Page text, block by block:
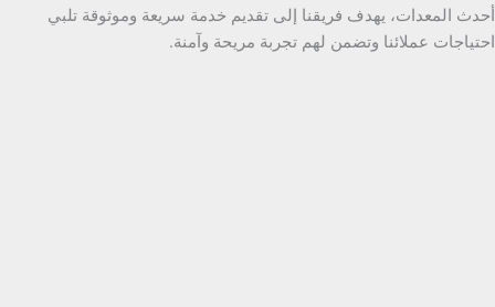
أحدث المعدات، يهدف فريقنا إلى تقديم خدمة سريعة وموثوقة تلبي
احتياجات عملائنا وتضمن لهم تجربة مريحة وآمنة.